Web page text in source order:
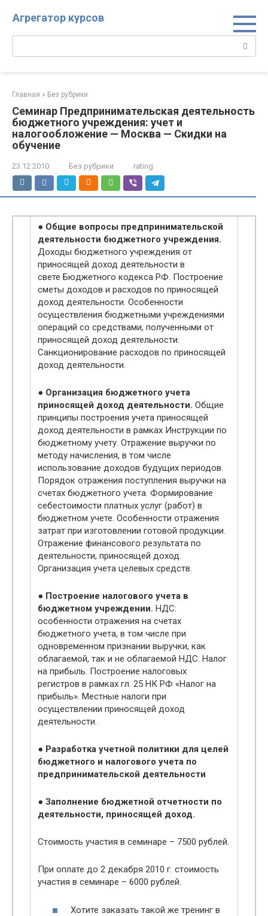
Агрегатор курсов
Главная » Без рубрики
Семинар Предпринимательская деятельность
бюджетного учреждения: учет и
налогообложение — Москва — Скидки на
обучение
23.12.2010 Без рубрики rating
● Общие вопросы предпринимательской
деятельности бюджетного учреждения.
Доходы бюджетного учреждения от
приносящей доход деятельности в
свете Бюджетного кодекса РФ. Построение
сметы доходов и расходов по приносящей
доход деятельности. Особенности
осуществления бюджетными учреждениями
операций со средствами, полученными от
приносящей доход деятельности.
Санкционирование расходов по приносящей
доход деятельности.
● Организация бюджетного учета
приносящей доход деятельности. Общие
принципы построения учета приносящей
доход деятельности в рамках Инструкции по
бюджетному учету. Отражение выручки по
методу начисления, в том числе
использование доходов будущих периодов.
Порядок отражения поступления выручки на
счетах бюджетного учета. Формирование
себестоимости платных услуг (работ) в
бюджетном учете. Особенности отражения
затрат при изготовлении готовой продукции.
Отражение финансового результата по
деятельности, приносящей доход.
Организация учета целевых средств.
● Построение налогового учета в
бюджетном учреждении. НДС:
особенности отражения на счетах
бюджетного учета, в том числе при
одновременном признании выручки, как
облагаемой, так и не облагаемой НДС. Налог
на прибыль. Построение налоговых
регистров в рамках гл. 25 НК РФ «Налог на
прибыль». Местные налоги при
осуществлении приносящей доход
деятельности.
● Разработка учетной политики для целей
бюджетного и налогового учета по
предпринимательской деятельности
● Заполнение бюджетной отчетности по
деятельности, приносящей доход.
Стоимость участия в семинаре – 7500 рублей.
При оплате до 2 декабря 2010 г. стоимость
участия в семинаре – 6000 рублей.
Хотите заказать такой же тренинг в